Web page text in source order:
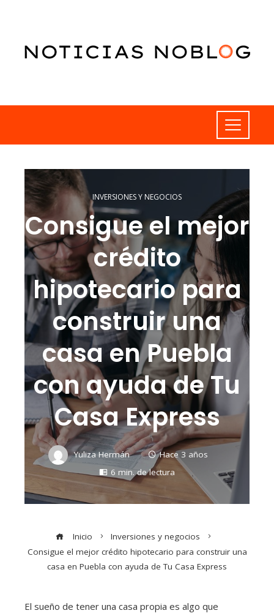
INVERSIONES Y NEGOCIOS
Consigue el mejor
crédito
hipotecario para
construir una
casa en Puebla
con ayuda de Tu
Casa Express
Yuliza Hermán
Hace 3 años
6 min. de lectura
Inicio
Inversiones y negocios
Consigue el mejor crédito hipotecario para construir una
casa en Puebla con ayuda de Tu Casa Express
El sueño de tener una casa propia es algo que